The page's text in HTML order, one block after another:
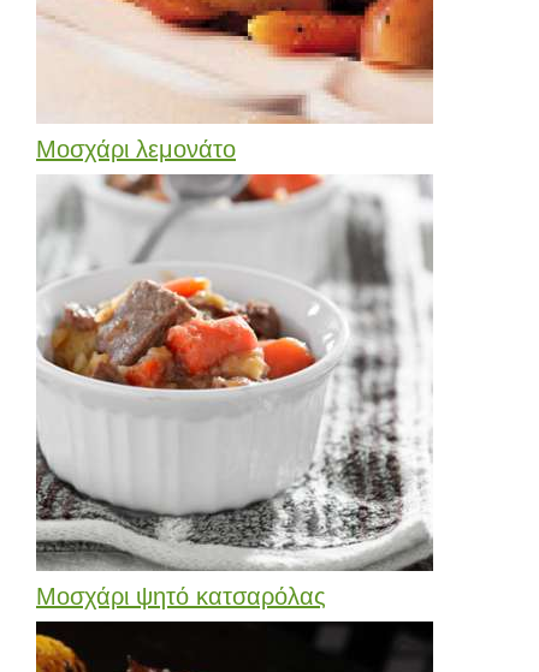
Μοσχάρι λεμονάτο
Μοσχάρι ψητό κατσαρόλας